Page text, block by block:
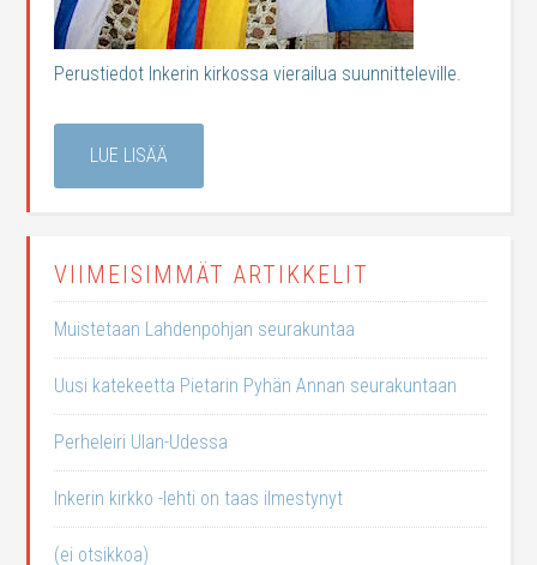
Perustiedot Inkerin kirkossa vierailua suunnitteleville.
LUE LISÄÄ
VIIMEISIMMÄT ARTIKKELIT
Muistetaan Lahdenpohjan seurakuntaa
Uusi katekeetta Pietarin Pyhän Annan seurakuntaan
Perheleiri Ulan-Udessa
Inkerin kirkko -lehti on taas ilmestynyt
(ei otsikkoa)